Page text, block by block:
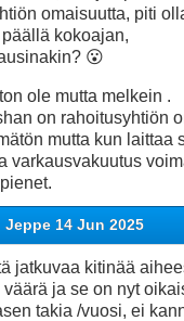
omaisuutta, piti
kokoajan,
😮
ole mutta melkein .
on rahoitusyhtiön
mutta kun laittaa
varkausvakuutus
Jeppe 14 Jun 2025
jatkuvaa kitinää
ja se on nyt
takia /vuosi, ei